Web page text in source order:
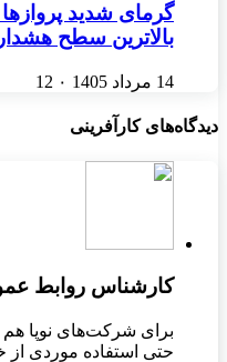
گرمای شدید
بالاترین سطح
14 مرداد 1405 ۰ 12
دیدگاه‌های کارآفرینی
کارشناس روابط
برای شرکت‌های نوپا
حتی استفاده موردی از